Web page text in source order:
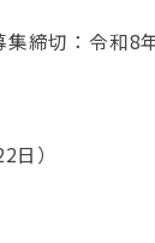
集締切：令和
）